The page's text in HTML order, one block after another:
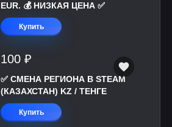
EUR. 💰 НИЗКАЯ ЦЕНА ✅
Купить
100 ₽
✅ СМЕНА РЕГИОНА В STEAM
(КАЗАХСТАН) KZ / ТЕНГЕ
Купить